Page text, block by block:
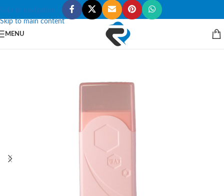
Skip to navigation
Skip to main content
MENU